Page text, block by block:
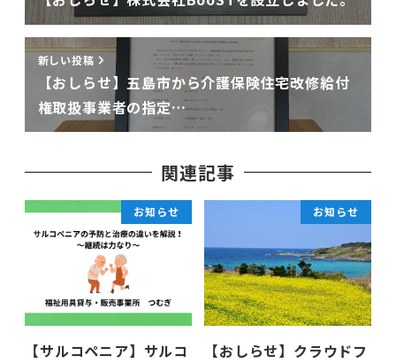
新しい投稿
【おしらせ】五島市から介護保険住宅改修給付
権取扱事業者の指定…
関連記事
お知らせ
【サルコペニア】サルコ
お知らせ
【おしらせ】クラウドフ